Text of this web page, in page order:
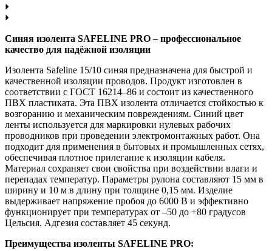
Синяя изолента SAFELINE PRO – профессиональное
качество для надёжной изоляции
Изолента Safeline 15/10 синяя предназначена для быстрой и
качественной изоляции проводов. Продукт изготовлен в
соответствии с ГОСТ 16214–86 и состоит из качественного
ПВХ пластиката. Эта ПВХ изолента отличается стойкостью к
возгоранию и механическим повреждениям. Синий цвет
ленты используется для маркировки нулевых рабочих
проводников при проведении электромонтажных работ. Она
подходит для применения в бытовых и промышленных сетях,
обеспечивая плотное прилегание к изоляции кабеля.
Материал сохраняет свои свойства при воздействии влаги и
перепадах температур. Параметры рулона составляют 15 мм в
ширину и 10 м в длину при толщине 0,15 мм. Изделие
выдерживает напряжение пробоя до 6000 В и эффективно
функционирует при температурах от –50 до +80 градусов
Цельсия. Адгезия составляет 45 секунд.
Преимущества изоленты SAFELINE PRO: